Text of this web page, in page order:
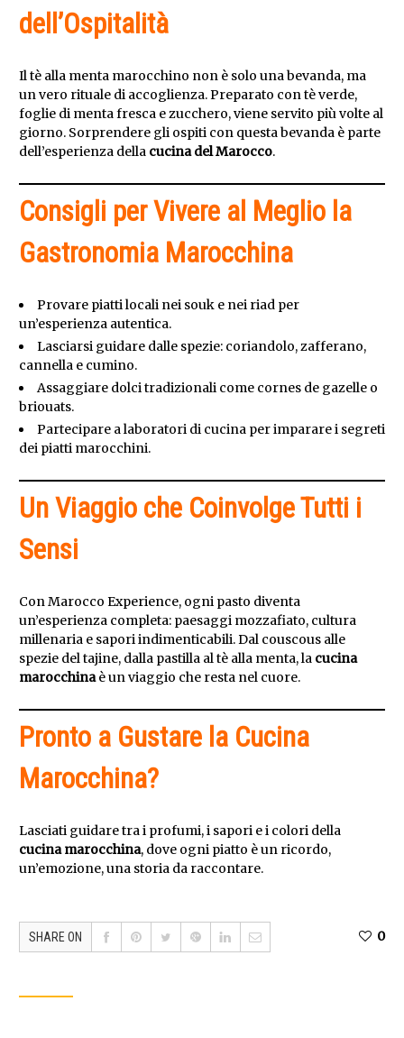
dell’Ospitalità
Il tè alla menta marocchino non è solo una bevanda, ma
un vero rituale di accoglienza. Preparato con tè verde,
foglie di menta fresca e zucchero, viene servito più volte al
giorno. Sorprendere gli ospiti con questa bevanda è parte
dell’esperienza della cucina del Marocco.
Consigli per Vivere al Meglio la
Gastronomia Marocchina
Provare piatti locali nei souk e nei riad per
un’esperienza autentica.
Lasciarsi guidare dalle spezie: coriandolo, zafferano,
cannella e cumino.
Assaggiare dolci tradizionali come cornes de gazelle o
briouats.
Partecipare a laboratori di cucina per imparare i segreti
dei piatti marocchini.
Un Viaggio che Coinvolge Tutti i
Sensi
Con Marocco Experience, ogni pasto diventa
un’esperienza completa: paesaggi mozzafiato, cultura
millenaria e sapori indimenticabili. Dal couscous alle
spezie del tajine, dalla pastilla al tè alla menta, la cucina
marocchinaè un viaggio che resta nel cuore.
Pronto a Gustare la Cucina
Marocchina?
Lasciati guidare tra i profumi, i sapori e i colori della
cucina marocchina, dove ogni piatto è un ricordo,
un’emozione, una storia da raccontare.
SHARE ON 0